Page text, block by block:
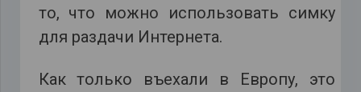
то, что можно использовать симку
для раздачи Интернета.
Как только въехали в Европу, это